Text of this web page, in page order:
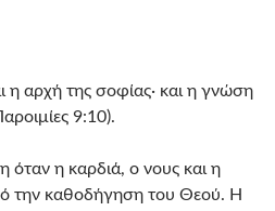
η αρχή της σοφίας· και η γνώση
9:10).
όταν η καρδιά, ο νους και η
την καθοδήγηση του Θεού. Η